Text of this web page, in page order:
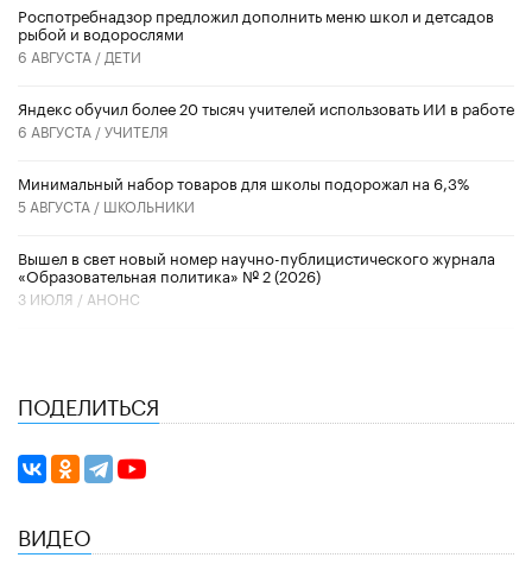
Роспотребнадзор предложил дополнить меню школ и детсадов
рыбой и водорослями
6 АВГУСТА / ДЕТИ
​Яндекс обучил более 20 тысяч учителей использовать ИИ в работе
6 АВГУСТА /УЧИТЕЛЯ
Минимальный набор товаров для школы подорожал на 6,3%
5 АВГУСТА / ШКОЛЬНИКИ
Вышел в свет новый номер научно-публицистического журнала
«Образовательная политика» № 2 (2026)
3 ИЮЛЯ / АНОНС
ПОДЕЛИТЬСЯ
ВИДЕО